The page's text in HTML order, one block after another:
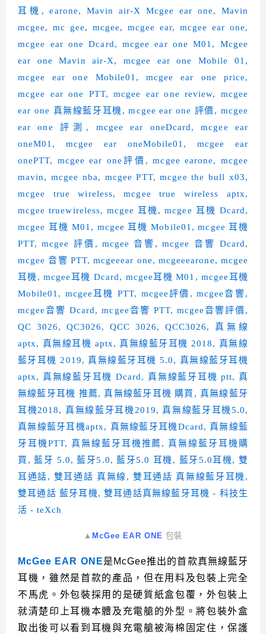
▲ McGee EAR ONE 包裝
McGee EAR ONE是McGee推出的首款真無線藍牙
耳機，雖然是首款的產品，但在用料及包裝上完全
不馬虎。外包裝採用的是硬質紙盒包覆，外包裝上
就清楚印上耳機本體及充電艙的外型。將包裝外盒
取出後可以看到耳機與充電艙被海棉固定住，保護